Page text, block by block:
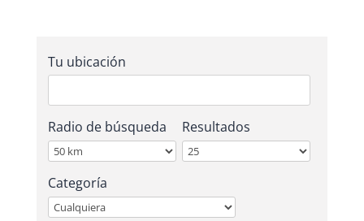
Tu ubicación
Radio de búsqueda Resultados
Categoría